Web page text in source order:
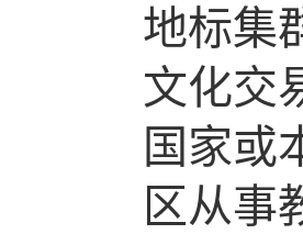
地标集
文化交
国家或
区从事